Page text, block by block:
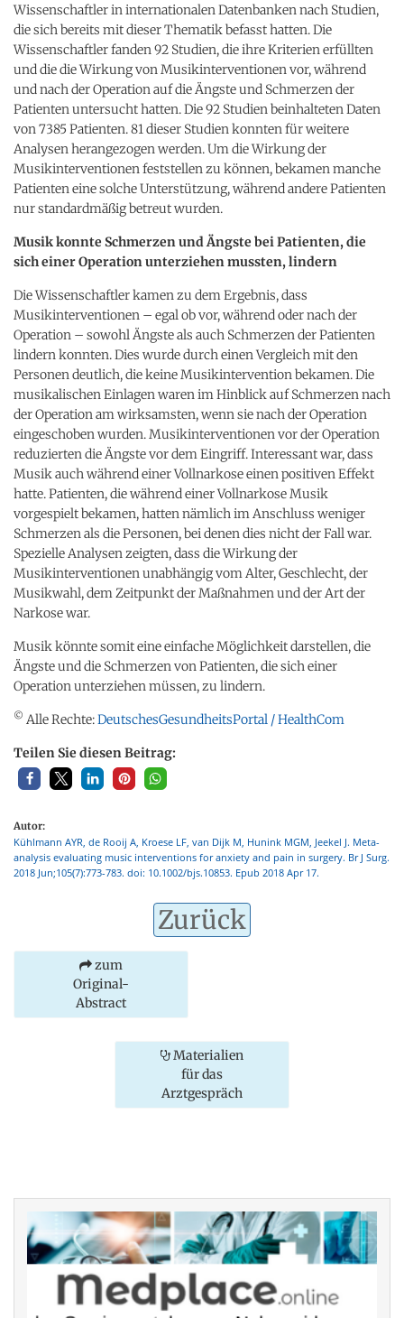
Wissenschaftler in internationalen Datenbanken nach Studien,
die sich bereits mit dieser Thematik befasst hatten. Die
Wissenschaftler fanden 92 Studien, die ihre Kriterien erfüllten
und die die Wirkung von Musikinterventionen vor, während
und nach der Operation auf die Ängste und Schmerzen der
Patienten untersucht hatten. Die 92 Studien beinhalteten Daten
von 7385 Patienten. 81 dieser Studien konnten für weitere
Analysen herangezogen werden. Um die Wirkung der
Musikinterventionen feststellen zu können, bekamen manche
Patienten eine solche Unterstützung, während andere Patienten
nur standardmäßig betreut wurden.
Musik konnte Schmerzen und Ängste bei Patienten, die
sich einer Operation unterziehen mussten, lindern
Die Wissenschaftler kamen zu dem Ergebnis, dass
Musikinterventionen – egal ob vor, während oder nach der
Operation – sowohl Ängste als auch Schmerzen der Patienten
lindern konnten. Dies wurde durch einen Vergleich mit den
Personen deutlich, die keine Musikintervention bekamen. Die
musikalischen Einlagen waren im Hinblick auf Schmerzen nach
der Operation am wirksamsten, wenn sie nach der Operation
eingeschoben wurden. Musikinterventionen vor der Operation
reduzierten die Ängste vor dem Eingriff. Interessant war, dass
Musik auch während einer Vollnarkose einen positiven Effekt
hatte. Patienten, die während einer Vollnarkose Musik
vorgespielt bekamen, hatten nämlich im Anschluss weniger
Schmerzen als die Personen, bei denen dies nicht der Fall war.
Spezielle Analysen zeigten, dass die Wirkung der
Musikinterventionen unabhängig vom Alter, Geschlecht, der
Musikwahl, dem Zeitpunkt der Maßnahmen und der Art der
Narkose war.
Musik könnte somit eine einfache Möglichkeit darstellen, die
Ängste und die Schmerzen von Patienten, die sich einer
Operation unterziehen müssen, zu lindern.
© Alle Rechte:DeutschesGesundheitsPortal / HealthCom
Teilen Sie diesen Beitrag:
Autor:
Kühlmann AYR, de Rooij A, Kroese LF, van Dijk M, Hunink MGM, Jeekel J. Meta-
analysis evaluating music interventions for anxiety and pain in surgery. Br J Surg.
2018 Jun;105(7):773-783. doi: 10.1002/bjs.10853. Epub 2018 Apr 17.
Zurück
zum
Original-
Abstract
Materialien
für das
Arztgespräch